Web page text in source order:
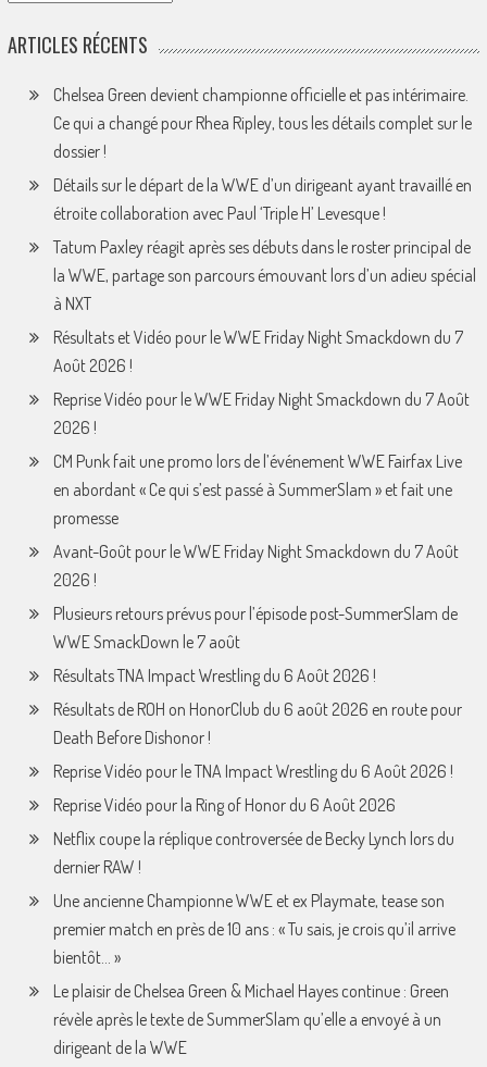
ARTICLES RÉCENTS
Chelsea Green devient championne officielle et pas intérimaire.
Ce qui a changé pour Rhea Ripley, tous les détails complet sur le
dossier !
Détails sur le départ de la WWE d’un dirigeant ayant travaillé en
étroite collaboration avec Paul ‘Triple H’ Levesque !
Tatum Paxley réagit après ses débuts dans le roster principal de
la WWE, partage son parcours émouvant lors d’un adieu spécial
à NXT
Résultats et Vidéo pour le WWE Friday Night Smackdown du 7
Août 2026 !
Reprise Vidéo pour le WWE Friday Night Smackdown du 7 Août
2026 !
CM Punk fait une promo lors de l’événement WWE Fairfax Live
en abordant « Ce qui s’est passé à SummerSlam » et fait une
promesse
Avant-Goût pour le WWE Friday Night Smackdown du 7 Août
2026 !
Plusieurs retours prévus pour l’épisode post-SummerSlam de
WWE SmackDown le 7 août
Résultats TNA Impact Wrestling du 6 Août 2026 !
Résultats de ROH on HonorClub du 6 août 2026 en route pour
Death Before Dishonor !
Reprise Vidéo pour le TNA Impact Wrestling du 6 Août 2026 !
Reprise Vidéo pour la Ring of Honor du 6 Août 2026
Netflix coupe la réplique controversée de Becky Lynch lors du
dernier RAW !
Une ancienne Championne WWE et ex Playmate, tease son
premier match en près de 10 ans : « Tu sais, je crois qu’il arrive
bientôt… »
Le plaisir de Chelsea Green & Michael Hayes continue : Green
révèle après le texte de SummerSlam qu’elle a envoyé à un
dirigeant de la WWE